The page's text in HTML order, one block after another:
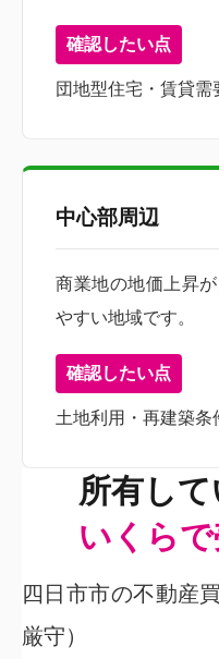
確認したい点
団地型住宅・賃貸
中心部周辺
商業地の地価上昇
やすい地域です。
確認したい点
土地利用・再建築条
所有し
いくら
四日市市の不動産
厳守）